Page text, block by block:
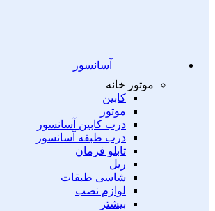
آسانسور
موتور خانه
کابین
موتور
درب کابین آسانسور
درب طبقه آسانسور
تابلو فرمان
ریل
شاسی طبقات
لوازم نصب
بیشتر